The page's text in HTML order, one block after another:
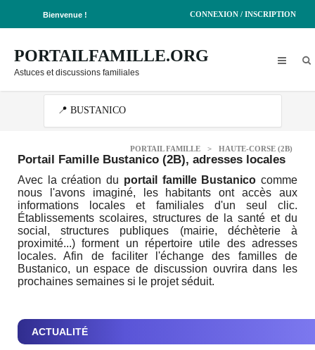
Bienvenue ! CONNEXION / INSCRIPTION
PORTAILFAMILLE.ORG
Astuces et discussions familiales
PORTAIL FAMILLE > HAUTE-CORSE (2B)
Portail Famille Bustanico (2B), adresses locales
Avec la création du portail famille Bustanico comme
nous l'avons imaginé, les habitants ont accès aux
informations locales et familiales d'un seul clic.
Établissements scolaires, structures de la santé et du
social, structures publiques (mairie, déchèterie à
proximité...) forment un répertoire utile des adresses
locales. Afin de faciliter l'échange des familles de
Bustanico, un espace de discussion ouvrira dans les
prochaines semaines si le projet séduit.
ACTUALITÉ